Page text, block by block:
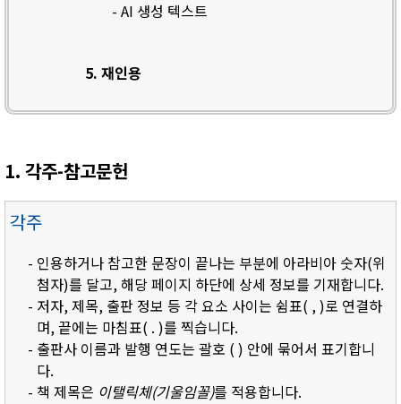
- AI 생성 텍스트
5. 재인용
1. 각주-참고문헌
각주
- 인용하거나 참고한 문장이 끝나는 부분에 아라비아 숫자(위
첨자)를 달고, 해당 페이지 하단에 상세 정보를 기재합니다.
- 저자, 제목, 출판 정보 등 각 요소 사이는 쉼표( , )로 연결하
며, 끝에는 마침표( . )를 찍습니다.
- 출판사 이름과 발행 연도는 괄호 ( ) 안에 묶어서 표기합니
다.
- 책 제목은 이탤릭체(기울임꼴)를 적용합니다.